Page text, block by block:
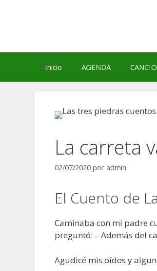
Inicio AGENDA
La carreta
02/07/2020 por admin
El Cuento de
Caminaba con mi padre
preguntó: – Además del
Agudicé mis oídos y